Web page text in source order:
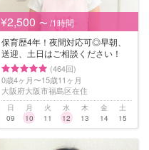
¥2,500 〜 /1時間
保育歴4年！夜間対応可◎早朝、
送迎、土日はご相談ください！
(464回)
0歳4ヶ月〜15歳11ヶ月
大阪府大阪市福島区在住
日
09
月
10
火
11
水
12
木
13
金
14
土
15